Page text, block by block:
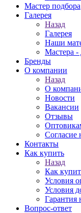
Мастер подбора
Галерея
Назад
Галерея
Наши
Мастера -
Бренды
О компании
Назад
О
Новости
Вакансии
Отзывы
Cогласие
Контакты
Как купить
Назад
Как
Условия
Условия
Гарантия
Вопрос-ответ